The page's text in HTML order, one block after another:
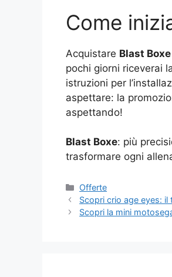
Come
Acquistare Blast Boxe
pochi giorni riceverai
istruzioni per
aspettare: la
aspettando!
Blast Boxe: più
trasformare ogni
Categorie
Offerte
Scopri crio age eyes:
Scopri la mini